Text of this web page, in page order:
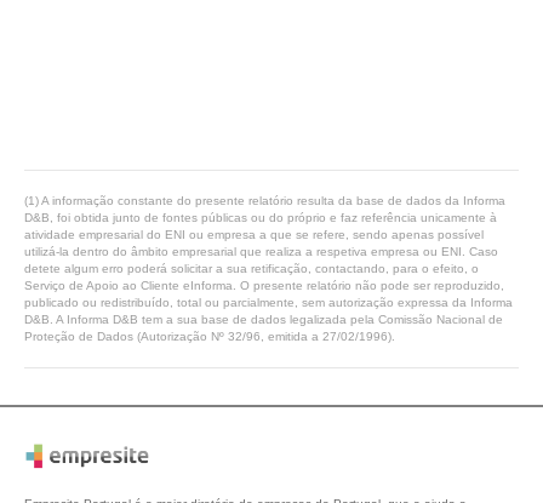
(1) A informação constante do presente relatório resulta da base de dados da Informa
D&B, foi obtida junto de fontes públicas ou do próprio e faz referência unicamente à
atividade empresarial do ENI ou empresa a que se refere, sendo apenas possível
utilizá-la dentro do âmbito empresarial que realiza a respetiva empresa ou ENI. Caso
detete algum erro poderá solicitar a sua retificação, contactando, para o efeito, o
Serviço de Apoio ao Cliente eInforma. O presente relatório não pode ser reproduzido,
publicado ou redistribuído, total ou parcialmente, sem autorização expressa da Informa
D&B. A Informa D&B tem a sua base de dados legalizada pela Comissão Nacional de
Proteção de Dados (Autorização Nº 32/96, emitida a 27/02/1996).